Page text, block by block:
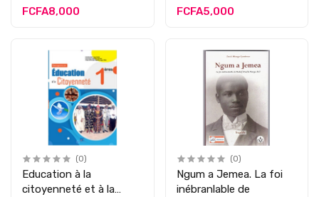
FCFA8,000
FCFA5,000
(0)
Education à la
citoyenneté et à la
(0)
Ngum a Jemea. La foi
inébranlable de